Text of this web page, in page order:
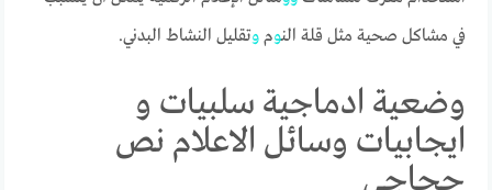
في مشاكل صحية مثل قلة النوموتقليل النشاط البدني.
وضعية ادماجية سلبيات و
ايجابيات وسائل الاعلام نص
حجاجي